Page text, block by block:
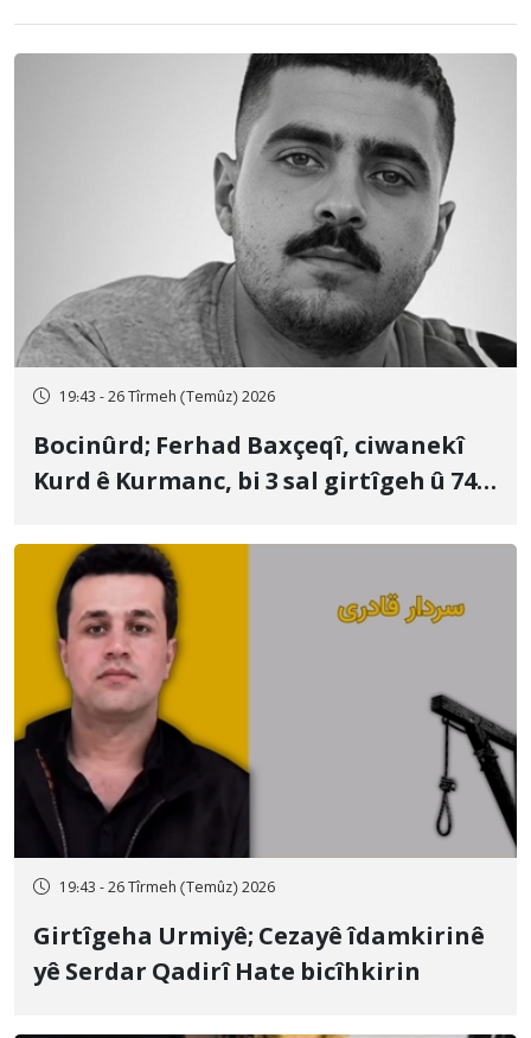
19:43 - 26 Tîrmeh (Temûz) 2026
Bocinûrd; Ferhad Baxçeqî, ciwanekî
Kurd ê Kurmanc, bi 3 sal girtîgeh û 74
19:43 - 26 Tîrmeh (Temûz) 2026
Girtîgeha Urmiyê; Cezayê îdamkirinê
yê Serdar Qadirî Hate bicîhkirin